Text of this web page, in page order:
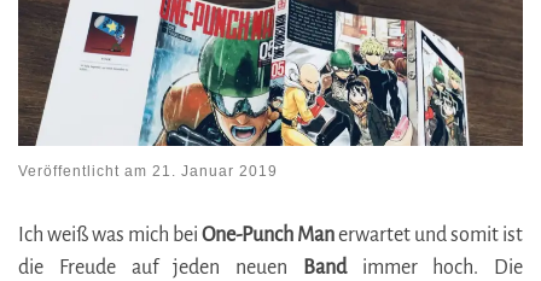
Veröffentlicht am 21. Januar 2019
Ich weiß was mich bei One-Punch Manerwartet und somit ist
die Freude auf jeden neuen
Bandimmer hoch. Die